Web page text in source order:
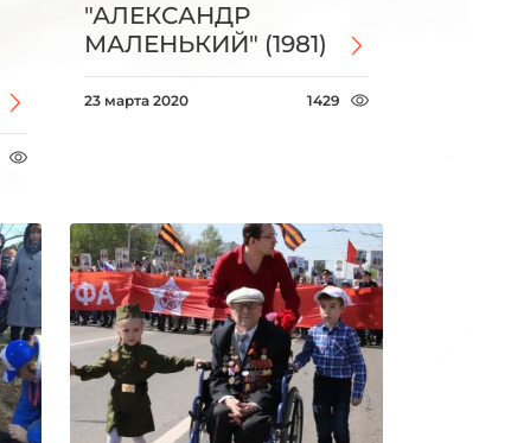
"АЛЕКСАНДР
МАЛЕНЬКИЙ" (1981)
23 марта 2020 1429